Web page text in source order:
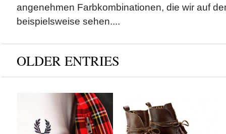
angenehmen Farbkombinationen, die wir auf
beispielsweise sehen....
OLDER ENTRIES
Fred Perry x Re Issues
Collection
MEX onAug 22, 2012
House of Montague x
Fall/Winter 2012
Collection